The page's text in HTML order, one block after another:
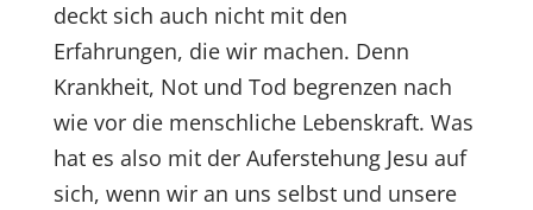
deckt sich auch nicht mit den
Erfahrungen, die wir machen. Denn
Krankheit, Not und Tod begrenzen nach
wie vor die menschliche Lebenskraft. Was
hat es also mit der Auferstehung Jesu auf
sich, wenn wir an uns selbst und unsere